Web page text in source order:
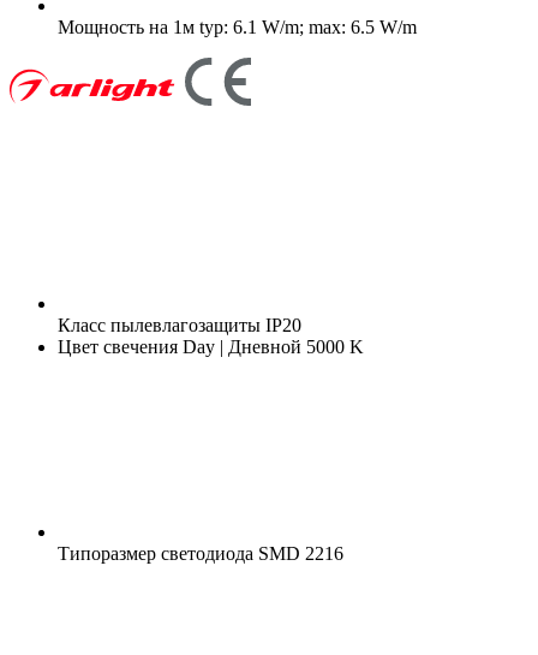
Мощность на 1м typ: 6.1 W/m; max: 6.5 W/m
Класс пылевлагозащиты IP20
Цвет свечения Day | Дневной 5000 K
Типоразмер светодиода SMD 2216